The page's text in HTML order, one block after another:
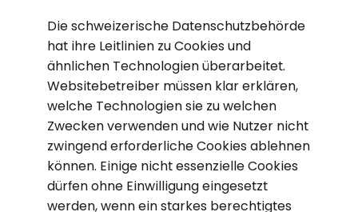
Die schweizerische Datenschutzbehörde
hat ihre Leitlinien zu Cookies und
ähnlichen Technologien überarbeitet.
Websitebetreiber müssen klar erklären,
welche Technologien sie zu welchen
Zwecken verwenden und wie Nutzer nicht
zwingend erforderliche Cookies ablehnen
können. Einige nicht essenzielle Cookies
dürfen ohne Einwilligung eingesetzt
werden, wenn ein starkes berechtigtes